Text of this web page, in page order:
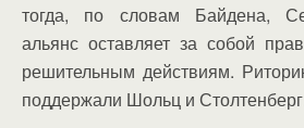
тогда, по словам Байдена,
альянс оставляет за собой
решительным действиям.
поддержали Шольц и